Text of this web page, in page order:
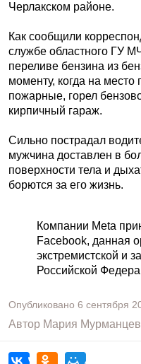
Черлакском районе.
Как сообщили
службе областного ГУ
переливе бензина из
моменту, когда на
пожарные, горел
кирпичный гараж.
Сильно пострадал
мужчина доставлен в
поверхности тела и
борются за его жизнь.
Компании Meta
Facebook, данная
экстремистской и
Российской
Опубликовано 6 сентября
Автор Мария